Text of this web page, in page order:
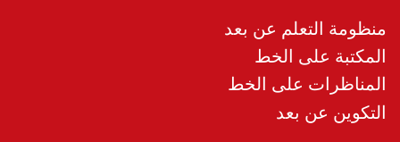
منظومة التعلم عن بعد
المكتبة على الخط
المناظرات على الخط
التكوين عن بعد